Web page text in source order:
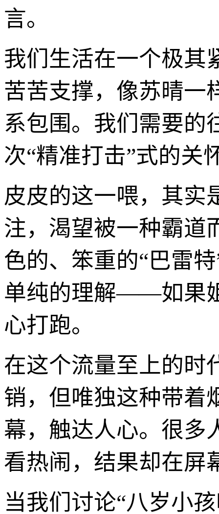
言。
我们生活在一个极其
苦苦支撑，像苏晴一
系包围。我们需要的
次“精准打击”式的关
皮皮的这一喂，其实
注，渴望被一种霸道
色的、笨重的“巴雷
单纯的理解——如果
心打跑。
在这个流量至上的时
销，但唯独这种带着
幕，触达人心。很多
看热闹，结果却在屏
当我们讨论“八岁小